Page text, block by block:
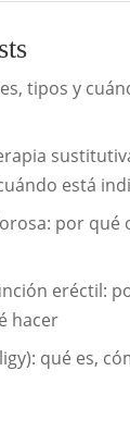
tipos y
está
por qué
eréctil:
hacer
qué es,